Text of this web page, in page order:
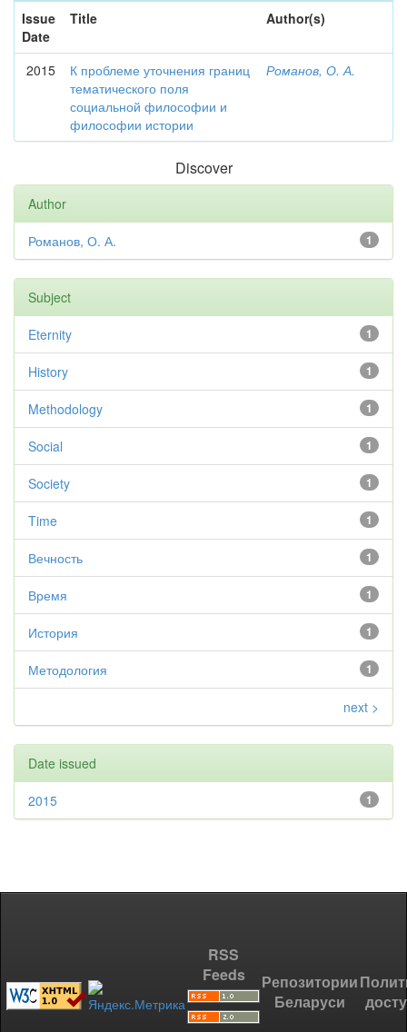
Issue
Date
Title Author(s)
2015
К проблеме уточнения границ
тематического поля
социальной философии и
философии истории
Романов, О. А.
Discover
Author
1
Романов, О. А.
Subject
1
Eternity
1
History
1
Methodology
1
Social
1
Society
1
Time
1
Вечность
1
Время
1
История
1
Методология
next >
Date issued
1
2015
RSS
Feeds
Репозитории
Беларуси